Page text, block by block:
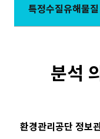
특정수질유해물질
분석
환경관리공단 정보